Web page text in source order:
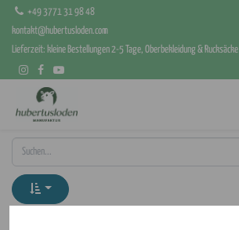
+49 3771 31 98 48
kontakt@hubertusloden.com
Lieferzeit: kleine Bestellungen 2-5 Tage, Oberbekleidung &